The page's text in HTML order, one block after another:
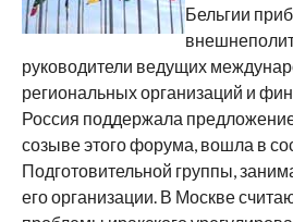
Бельгии
руководители ведущих
региональных организаций и
Россия поддержала
созыве этого форума, вошла в
Подготовительной группы,
его организации. В Москве